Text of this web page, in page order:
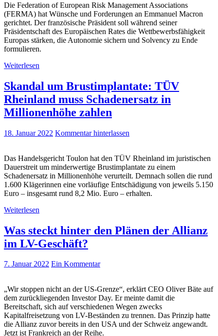
Die Federation of European Risk Management Associations
(FERMA) hat Wünsche und Forderungen an Emmanuel Macron
gerichtet. Der französische Präsident soll während seiner
Präsidentschaft des Europäischen Rates die Wettbewerbsfähigkeit
Europas stärken, die Autonomie sichern und Solvency zu Ende
formulieren.
Weiterlesen
Skandal um Brustimplantate: TÜV
Rheinland muss Schadenersatz in
Millionenhöhe zahlen
18. Januar 2022 Kommentar hinterlassen
Das Handelsgericht Toulon hat den TÜV Rheinland im juristischen
Dauerstreit um minderwertige Brustimplantate zu einem
Schadenersatz in Millionenhöhe verurteilt. Demnach sollen die rund
1.600 Klägerinnen eine vorläufige Entschädigung von jeweils 5.150
Euro – insgesamt rund 8,2 Mio. Euro – erhalten.
Weiterlesen
Was steckt hinter den Plänen der Allianz
im LV-Geschäft?
7. Januar 2022 Ein Kommentar
„Wir stoppen nicht an der US-Grenze“, erklärt CEO Oliver Bäte auf
dem zurückliegenden Investor Day. Er meinte damit die
Bereitschaft, sich auf verschiedenen Wegen zwecks
Kapitalfreisetzung von LV-Beständen zu trennen. Das Prinzip hatte
die Allianz zuvor bereits in den USA und der Schweiz angewandt.
Jetzt ist Frankreich an der Reihe.